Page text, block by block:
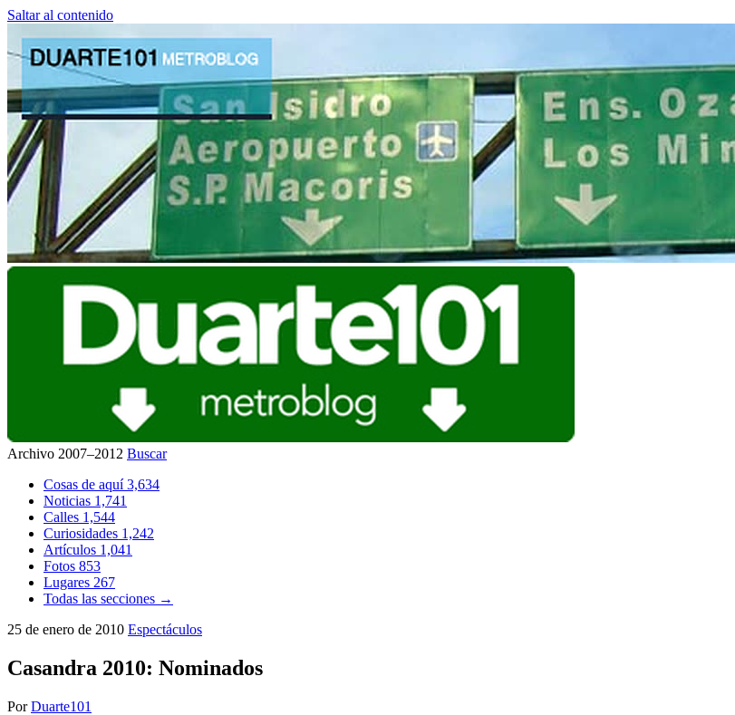
Saltar al contenido
Archivo 2007–2012 Buscar
Cosas de aquí3,634
Noticias 1,741
Calles 1,544
Curiosidades 1,242
Artículos 1,041
Fotos 853
Lugares 267
Todas las secciones →
25 de enero de 2010 Espectáculos
Casandra 2010: Nominados
PorDuarte101